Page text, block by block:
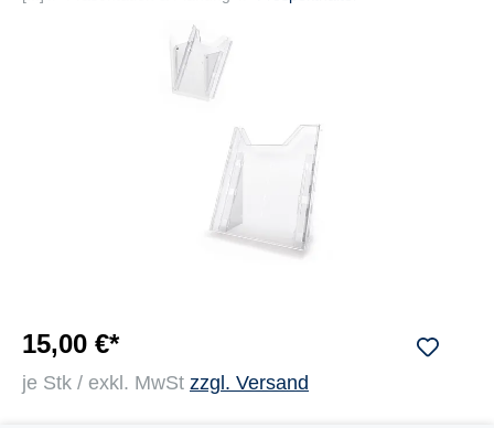
15,00 €*
je Stk / exkl. MwSt zzgl. Versand